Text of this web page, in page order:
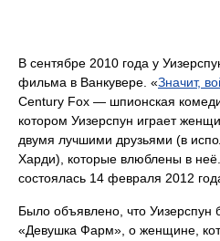
В сентябре 2010 года у
фильма в Ванкувере. «Значит,
Century Fox — шпионская
котором Уизерспун играет
двумя лучшими друзьями (в
Харди), которые влюблены в
состоялась 14 февраля 2012
Было объявлено, что Уизерспун
«Девушка Фарм», о женщине,